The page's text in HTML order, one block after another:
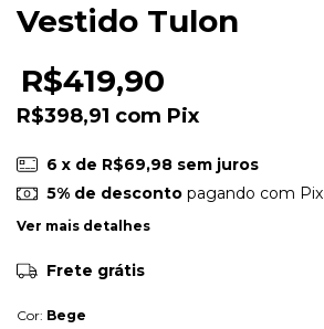
Vestido Tulon
R$419,90
R$398,91 com Pix
6 x de R$69,98 sem juros
5% de descontopagando com Pix
Ver mais detalhes
Frete grátis
Cor: Bege